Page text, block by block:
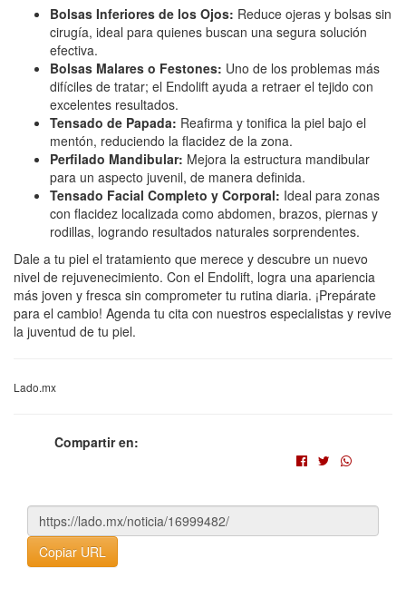
Bolsas Inferiores de los Ojos: Reduce ojeras y bolsas sin
cirugía, ideal para quienes buscan una segura solución
efectiva.
Bolsas Malares o Festones: Uno de los problemas más
difíciles de tratar; el Endolift ayuda a retraer el tejido con
excelentes resultados.
Tensado de Papada: Reafirma y tonifica la piel bajo el
mentón, reduciendo la flacidez de la zona.
Perfilado Mandibular: Mejora la estructura mandibular
para un aspecto juvenil, de manera definida.
Tensado Facial Completo y Corporal: Ideal para zonas
con flacidez localizada como abdomen, brazos, piernas y
rodillas, logrando resultados naturales sorprendentes.
Dale a tu piel el tratamiento que merece y descubre un nuevo
nivel de rejuvenecimiento. Con el Endolift, logra una apariencia
más joven y fresca sin comprometer tu rutina diaria. ¡Prepárate
para el cambio! Agenda tu cita con nuestros especialistas y revive
la juventud de tu piel.
Lado.mx
Compartir en:
Copiar URL